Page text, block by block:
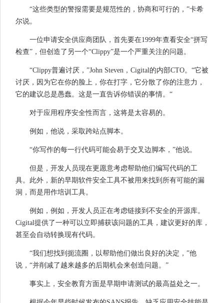
“这些类型的警报需要是规范性的，协商和可行的，”卡希
尔说。
一位申请安全供应商团队，首先要在1999年查看安全“拼写
检查”，但创造了另一个“Clippy”是一个严重关注的问题。
“Clippy普遍讨厌，”John Steven，Cigital的内部CTO。“它被
讨厌，因为它在你的脸上，你在打字，它分散了你的注意力，
它的建议总是愚蠢。这是一直告诉你错误的事情。“
对于应用程序安全性而言，这将是太容易的。
例如，他说，采取跨站点脚本。
“你写作的每一行代码可能会易于交叉边脚本，”他说。
但是，开发人员现在更愿意考虑帮助他们编写代码的工
具。此外，新的早期软件安全工具不被用来找到所有可能的漏
洞，而是用作培训工具。
例如，例如，开发人员正在考虑链接到不安全的开源库。
Cigital提供了一种可以立即捕获该问题的工具，建议更好的库，
甚至会自动转换现有代码。
“我们想找到扼流圈，以帮助他们做出良好的决定，”他
说，“并削减了越来越多的后期机会来创造问题。”
事实上，安全教育方面是早期申请测试的最高益处之一。